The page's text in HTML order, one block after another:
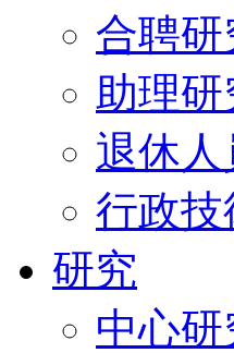
合聘研
助理
退休人
行政技
研究
中心